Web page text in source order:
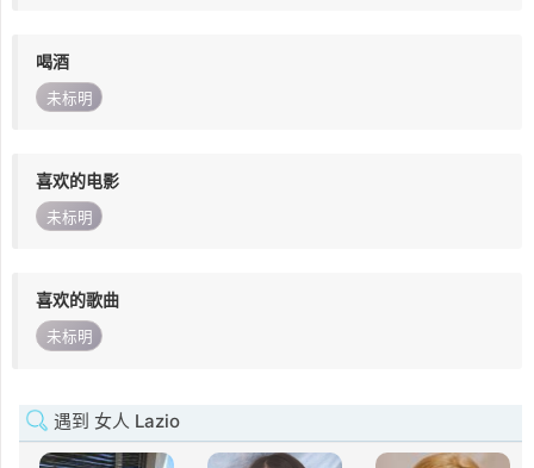
喝酒
未标明
喜欢的电影
未标明
喜欢的歌曲
未标明
遇到 女人 Lazio